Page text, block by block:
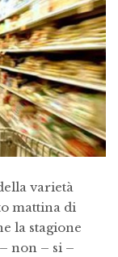
varietà
mattina di
la stagione
non – si –